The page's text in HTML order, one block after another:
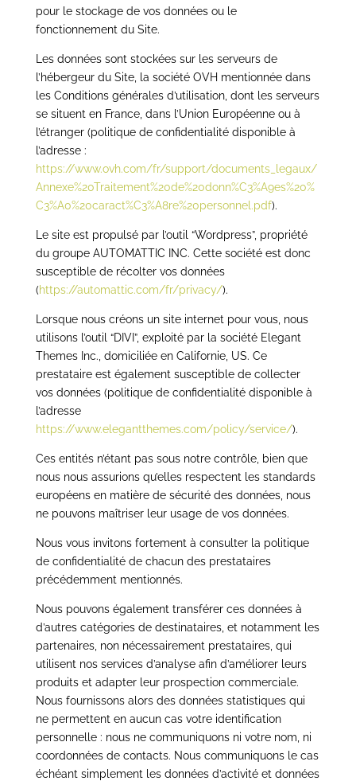
pour le stockage de vos données ou le
fonctionnement du Site.
Les données sont stockées sur les serveurs de
l’hébergeur du Site, la société OVH mentionnée dans
les Conditions générales d’utilisation, dont les serveurs
se situent en France, dans l’Union Européenne ou à
l’étranger (politique de confidentialité disponible à
l’adresse :
https://www.ovh.com/fr/support/documents_legaux/
Annexe%20Traitement%20de%20donn%C3%A9es%20%
C3%A0%20caract%C3%A8re%20personnel.pdf).
Le site est propulsé par l’outil “Wordpress”, propriété
du groupe AUTOMATTIC INC. Cette société est donc
susceptible de récolter vos données
(https://automattic.com/fr/privacy/).
Lorsque nous créons un site internet pour vous, nous
utilisons l’outil “DIVI”, exploité par la société Elegant
Themes Inc., domiciliée en Californie, US. Ce
prestataire est également susceptible de collecter
vos données (politique de confidentialité disponible à
l’adresse
https://www.elegantthemes.com/policy/service/).
Ces entités n’étant pas sous notre contrôle, bien que
nous nous assurions qu’elles respectent les standards
européens en matière de sécurité des données, nous
ne pouvons maîtriser leur usage de vos données.
Nous vous invitons fortement à consulter la politique
de confidentialité de chacun des prestataires
précédemment mentionnés.
Nous pouvons également transférer ces données à
d’autres catégories de destinataires, et notamment les
partenaires, non nécessairement prestataires, qui
utilisent nos services d’analyse afin d’améliorer leurs
produits et adapter leur prospection commerciale.
Nous fournissons alors des données statistiques qui
ne permettent en aucun cas votre identification
personnelle : nous ne communiquons ni votre nom, ni
coordonnées de contacts. Nous communiquons le cas
échéant simplement les données d’activité et données